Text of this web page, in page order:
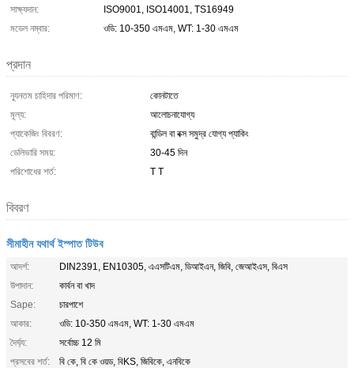
সাক্ষ্যদান:
ISO9001, ISO14001, TS16949
মডেল নম্বার:
ওডি: 10-350 এমএম, WT: 1-30 এমএম
প্রদান
ন্যূনতম চাহিদার পরিমাণ:
কোনটাতে
মূল্য:
আলোচনাযোগ্য
প্যাকেজিং বিবরণ:
বান্ডিল বা বক্স সমুদ্র যোগ্য প্যাকিং
ডেলিভারি সময়:
30-45 দিন
পরিশোধের শর্ত:
T T
বিবরণ
সীমাহীন যথার্থ ইস্পাত টিউব
আদর্শ:
DIN2391, EN10305, এএসটিএম, ডিআইএন, জিবি, জেআইএস, বিএস
উপাদান:
কার্বন বা খাদ
Sape:
চারপাশে
আকার:
ওডি: 10-350 এমএম, WT: 1-30 এমএম
দৈর্ঘ্য:
সর্বোচ্চ 12 মি
প্রসবের শর্ত:
বি কে, বি কে ওয়ড, বিKS, জিবিকে, এনবিকে